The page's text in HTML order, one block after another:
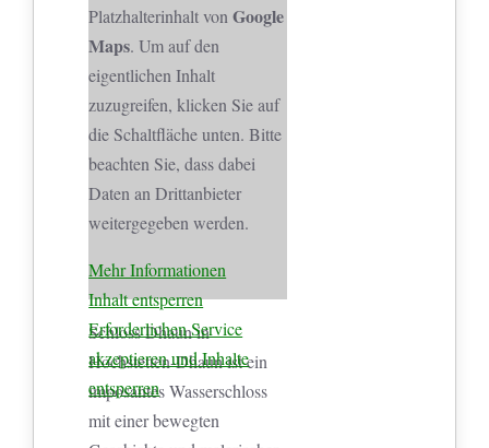
Platzhalterinhalt vonGoogle
Maps. Um auf den
eigentlichen Inhalt
zuzugreifen, klicken Sie auf
die Schaltfläche unten. Bitte
beachten Sie, dass dabei
Daten an Drittanbieter
weitergegeben werden.
Mehr Informationen
Inhalt entsperren
Erforderlichen Service
akzeptieren und Inhalte
entsperren
Schloss Dhaun in
Hochstetten-Dhaun ist ein
imposantes Wasserschloss
mit einer bewegten